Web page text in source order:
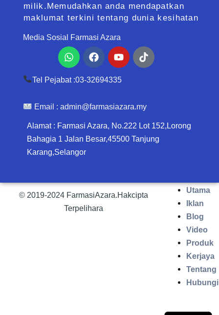
milik.Memudahkan anda mendapatkan
maklumat terkini tentang dunia kesihatan
Media Sosial Farmasi Azara
WhatsappFacebookYoutubeTiktok
Tel Pejabat :03-32694335
Email : admin@farmasiazara.my
Alamat : Farmasi Azara, No.222 Lot 152,Lorong
Bahagia 1 Jalan Besar,45500 Tanjung
Karang,Selangor
© 2019-2024 FarmasiAzara.Hakcipta
Terpelihara
Utama
Iklan
Blog
Video
Produk
Kerjaya
Tentang
Hubungi